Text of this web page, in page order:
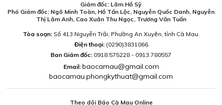
Giám đốc: Lâm Hồ Sỹ
Phó Giám đốc: Ngô Minh Toàn, Hồ Tấn Lộc, Nguyễn Quốc Danh, Nguyễn
Thị Lâm Anh, Cao Xuân Thu Ngọc, Trương Văn Tuấn
Tòa soạn:Số 413 Nguyễn Trãi, Phường An Xuyên, tỉnh Cà Mau.
Điện thoại: (0290)3831066
Ban Giám đốc: 0918.575228 - 0913.780557
Email: baocamau@gmail.com
baocamau.phongkythuat@gmail.com
Theo dõi Báo Cà Mau Online